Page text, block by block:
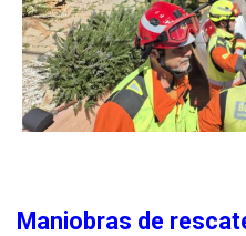
Maniobras de